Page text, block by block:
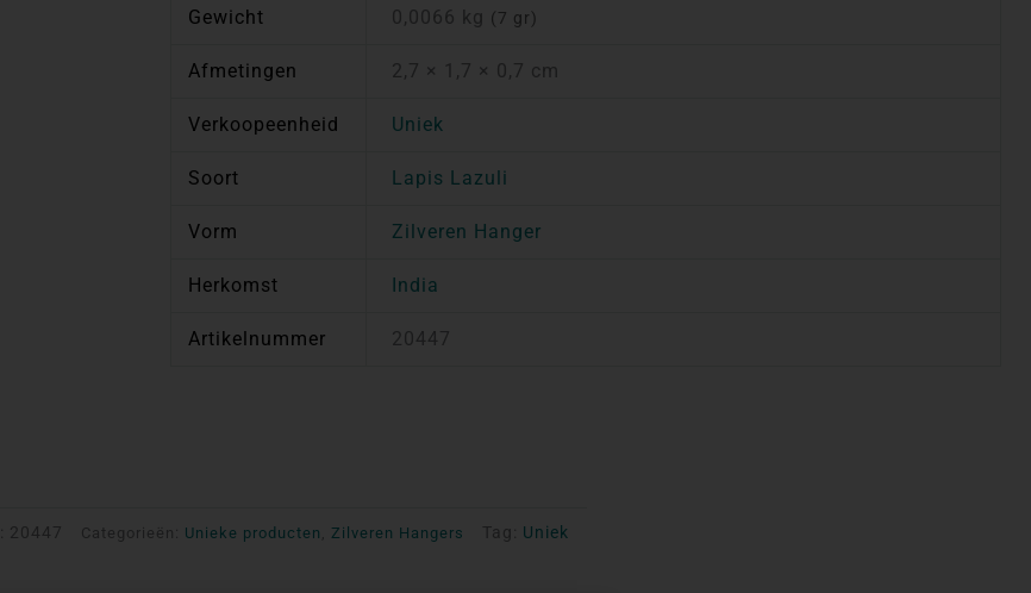
Gewicht 0,0066 kg (7 gr)
Afmetingen 2,7 × 1,7 × 0,7 cm
Verkoopeenheid Uniek
Soort Lapis Lazuli
Vorm Zilveren Hanger
Herkomst India
Artikelnummer 20447
20447 Categorieën: Unieke producten , Zilveren Hangers Tag: Uniek